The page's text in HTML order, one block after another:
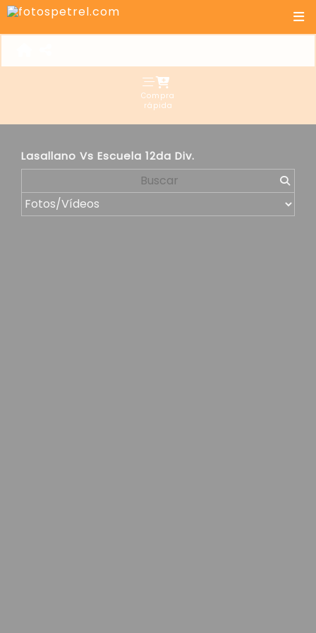
Compra
rápida
Lasallano Vs Escuela 12da Div.